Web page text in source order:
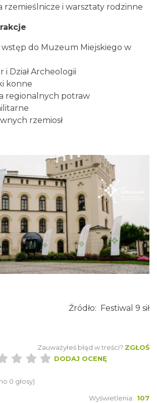
Estrada Reg. „Równica” &
2026-08-29
2026-08-15
Koncert zespołu "Trzy
- wykład i warsztaty: bukiety
rzemieślnicze i warsztaty rodzinne
wstęp do Muzeum Miejskiego w
i Dział Archeologii
konne
regionalnych potraw
rzemiosł
Źródło: Festiwal 9 sił
Zauważyłeś błąd w treści? ZGŁOŚ
DODAJ OCENĘ
0 głosy)
Wyświetlenia: 107